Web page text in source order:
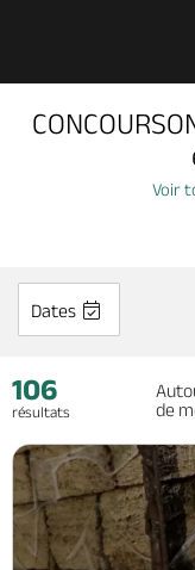
À voir, à faire
Dormir, manger
Séjours, cadeaux
Voir
Dates
106
résultats
de